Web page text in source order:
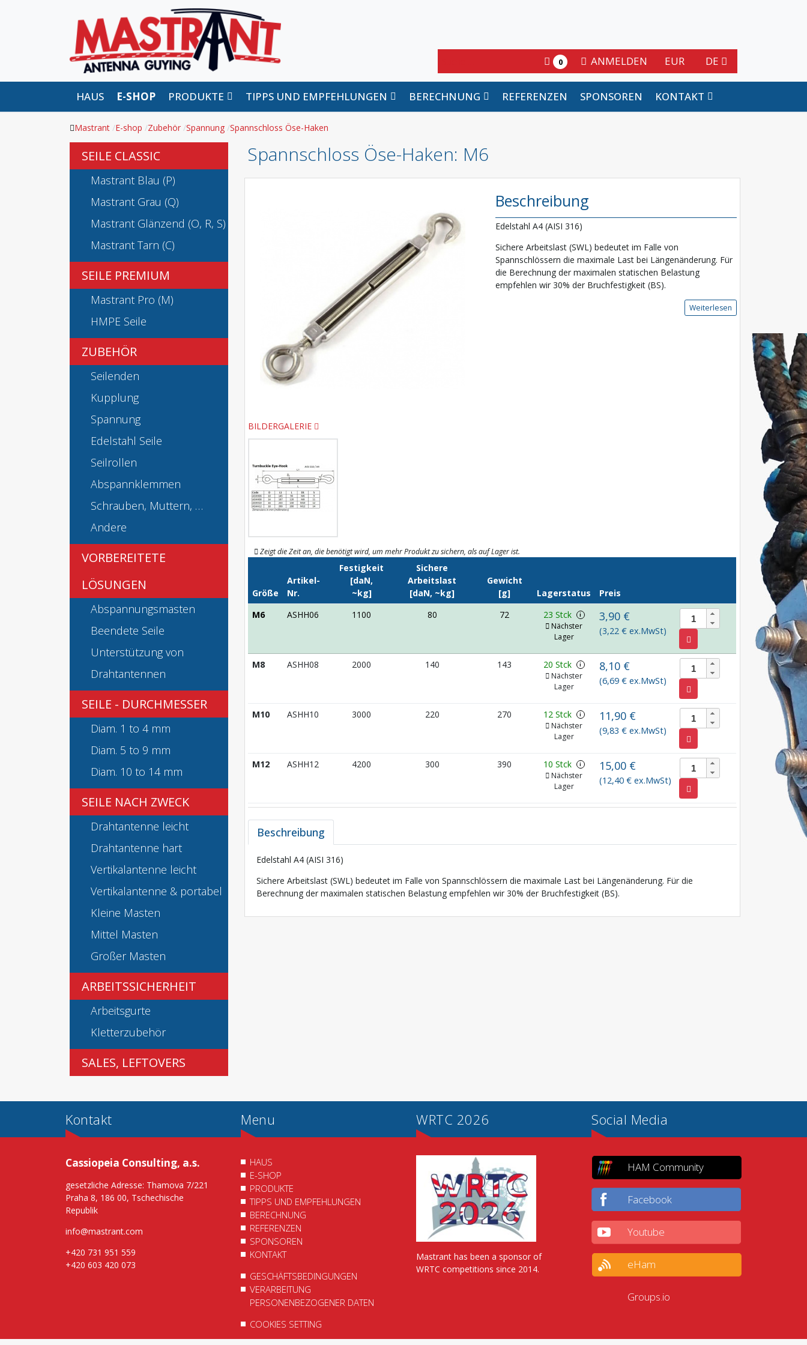
DE
EUR
ANMELDEN
0
HAUS E-SHOP PRODUKTE TIPPS UND EMPFEHLUNGEN BERECHNUNG REFERENZEN SPONSOREN KONTAKT
Mastrant E-shop Zubehör Spannung Spannschloss Öse-Haken
Spannschloss Öse-Haken: M6
BILDERGALERIE
Beschreibung
Edelstahl A4 (AISI 316)
Sichere Arbeitslast (SWL) bedeutet im Falle von
Spannschlössern die maximale Last bei Längenänderung. Für
die Berechnung der maximalen statischen Belastung
empfehlen wir 30% der Bruchfestigkeit (BS).
Weiterlesen
Zeigt die Zeit an, die benötigt wird, um mehr Produkt zu sichern, als auf Lager ist.
Größe
Artikel-
Nr.
Festigkeit
[daN,
~kg]
Sichere
Arbeitslast
[daN, ~kg]
Gewicht
[g]
Lagerstatus
Preis
M6
ASHH06 1100 80 72 23 Stck i
Nächster
Lager
3,90 €
(3,22 € ex.MwSt)
M8 ASHH08 2000 140 143 20 Stck i
Nächster
Lager
8,10 €
(6,69 € ex.MwSt)
M10 ASHH10 3000 220 270 12 Stck i
Nächster
Lager
11,90 €
(9,83 € ex.MwSt)
M12 ASHH12 4200 300 390 10 Stck i
Nächster
Lager
15,00 €
(12,40 € ex.MwSt)
Beschreibung
Edelstahl A4 (AISI 316)
Sichere Arbeitslast (SWL) bedeutet im Falle von Spannschlössern die maximale Last bei Längenänderung. Für die
Berechnung der maximalen statischen Belastung empfehlen wir 30% der Bruchfestigkeit (BS).
SEILE CLASSIC
Mastrant Blau (P)
Mastrant Grau (Q)
Mastrant Glänzend (O, R, S)
Mastrant Tarn (C)
SEILE PREMIUM
Mastrant Pro (M)
HMPE Seile
ZUBEHÖR
Seilenden
Kupplung
Spannung
Edelstahl Seile
Seilrollen
Abspannklemmen
Schrauben, Muttern, …
Andere
VORBEREITETE
LÖSUNGEN
Abspannungsmasten
Beendete Seile
Unterstützung von
Drahtantennen
SEILE - DURCHMESSER
Diam. 1 to 4 mm
Diam. 5 to 9 mm
Diam. 10 to 14 mm
SEILE NACH ZWECK
Drahtantenne leicht
Drahtantenne hart
Vertikalantenne leicht
Vertikalantenne & portabel
Kleine Masten
Mittel Masten
Großer Masten
ARBEITSSICHERHEIT
Arbeitsgurte
Kletterzubehör
SALES, LEFTOVERS
Kontakt
Cassiopeia Consulting, a.s.
gesetzliche Adresse: Thamova 7/221
Praha 8, 186 00, Tschechische
Republik
info@mastrant.com
+420 731 951 559
+420 603 420 073
Menu
HAUS
E-SHOP
PRODUKTE
TIPPS UND EMPFEHLUNGEN
BERECHNUNG
REFERENZEN
SPONSOREN
KONTAKT
GESCHÄFTSBEDINGUNGEN
VERARBEITUNG
PERSONENBEZOGENER DATEN
COOKIES SETTING
WRTC 2026
Mastrant has been a sponsor of
WRTC competitions since 2014.
Social Media
HAM Community
Facebook
Youtube
eHam
Groups.io